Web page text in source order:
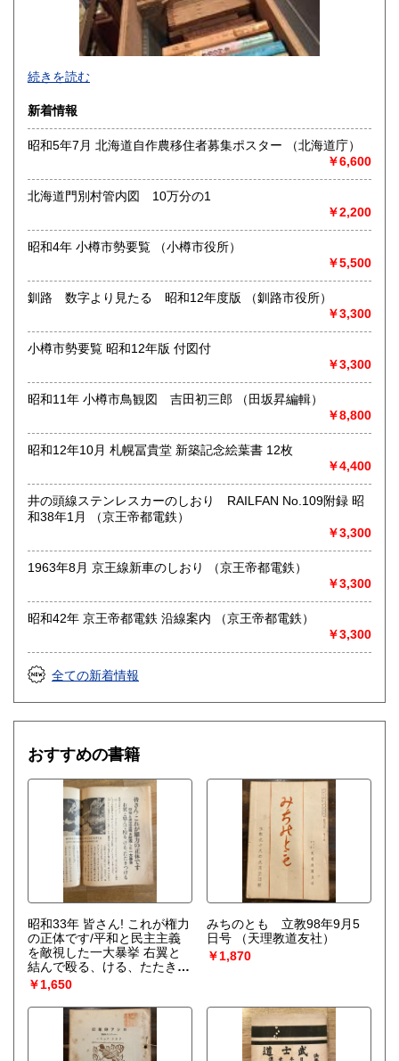
事務所営業です(店舗はございません)。
て管理しており、登録住所にはございません。また電話、ハ
ガキ、FAXでのご注文、ご質問等はお受けできません。ご了
承ください。
●対面での販売、お渡しはおこなっておりません●
●土・日・祝休&不定休●
●送料の事前表示が義務化されたことにより、当方の【単品ス
ピード注文(即決注文)】対象以外の商品は、「日本の古本
屋」側が自動的に設定している【300円】の送料が表示され
ておりますが、実際には送料を実費で頂戴いたします。未修
正の在庫に関しては随時、【単品スピード注文】への対応と
送料の入力を進めておりますので、どうぞご了承ください●
領収書をご希望されているお客様は、【必ず、お振込み/ご決
済前にご連絡ください】。お振込後/ご決済後には、ご希望に
沿えないことをご了承ください(即決ご注文をお選びの際に
は、ご注文の前後にご連絡ください)●
●御公費でのご購入の場合にも、「日本の古本屋」からのご注
文をお願い申し上げます。なお後払いでの公費ご購入は本体
価格3,000円以上からお受けいたします●
●お問い合わせはメールにて受け付けます。お名前、ご住所、
ご連絡先を記載のうえ、お問い合わせください●
沿線名：-
定休日：土日祝休&不定休
-
取り扱い分野
古書一般（その他）
続きを読む
新着情報
昭和5年7月 北海道自作農移住者募集ポスター （北海道庁）
￥6,600
北海道門別村管内図 10万分の1
￥2,200
昭和4年 小樽市勢要覧 （小樽市役所）
￥5,500
釧路 数字より見たる 昭和12年度版 （釧路市役所）
￥3,300
小樽市勢要覧 昭和12年版 付図付
￥3,300
昭和11年 小樽市鳥観図 吉田初三郎 （田坂昇編輯）
￥8,800
昭和12年10月 札幌冨貴堂 新築記念絵葉書 12枚
￥4,400
井の頭線ステンレスカーのしおり RAILFAN No.109附録 昭
和38年1月 （京王帝都電鉄）
￥3,300
1963年8月 京王線新車のしおり （京王帝都電鉄）
￥3,300
昭和42年 京王帝都電鉄 沿線案内 （京王帝都電鉄）
￥3,300
全ての新着情報
おすすめの書籍
昭和33年 皆さん! これが権力
の正体です/平和と民主主義
を敵視した一大暴挙 右翼と
結んで殴る、ける、たたきつ
ける 勤評反対民主教育国民
大会実行委員会/8・16国民大
会不当弾圧糾弾委員会 （勤
評反対民主教育国民大会実行
委員会/8・16国民大会不当弾
圧糾弾委員会）
￥1,650
みちのとも 立教98年9月5
日号
（天理教道友社）
￥1,870